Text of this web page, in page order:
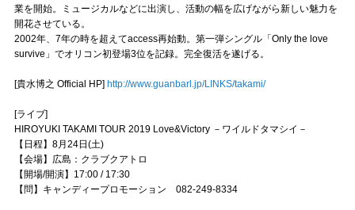
業を開始。ミュージカルなどに出演し、活動の幅を広げながら新しい魅力を
開花させている。
2002年、7年の時を超えてaccess再始動。第一弾シングル「Only the love
survive」でオリコン初登場3位を記録。完全復活を遂げる。
[貴水博之 Official HP] http://www.guanbarl.jp/LINKS/takami/
[ライブ]
HIROYUKI TAKAMI TOUR 2019 Love&Victory －ワイルドタマシイ－
【日程】8月24日(土)
【会場】広島：クラブクアトロ
【開場/開演】17:00 / 17:30
【問】キャンディープロモーション 082-249-8334